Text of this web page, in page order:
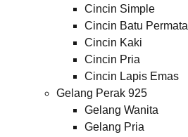
Cincin Simple
Cincin Batu Permata
Cincin Kaki
Cincin Pria
Cincin Lapis Emas
Gelang Perak 925
Gelang Wanita
Gelang Pria